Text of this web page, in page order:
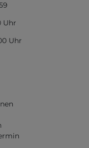
Uhr
Uhr